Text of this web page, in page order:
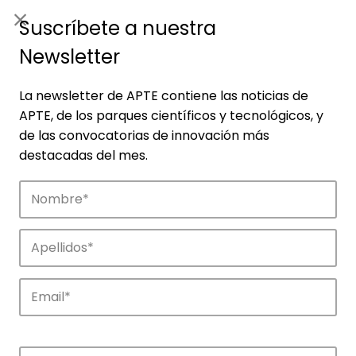
Empresas
Descubre las empresas que impulsan la
innovación en los parques de APTE.
Suscríbete a nuestra
Newsletter
La newsletter de APTE contiene las noticias de
APTE, de los parques científicos y tecnológicos, y
de las convocatorias de innovación más
destacadas del mes.